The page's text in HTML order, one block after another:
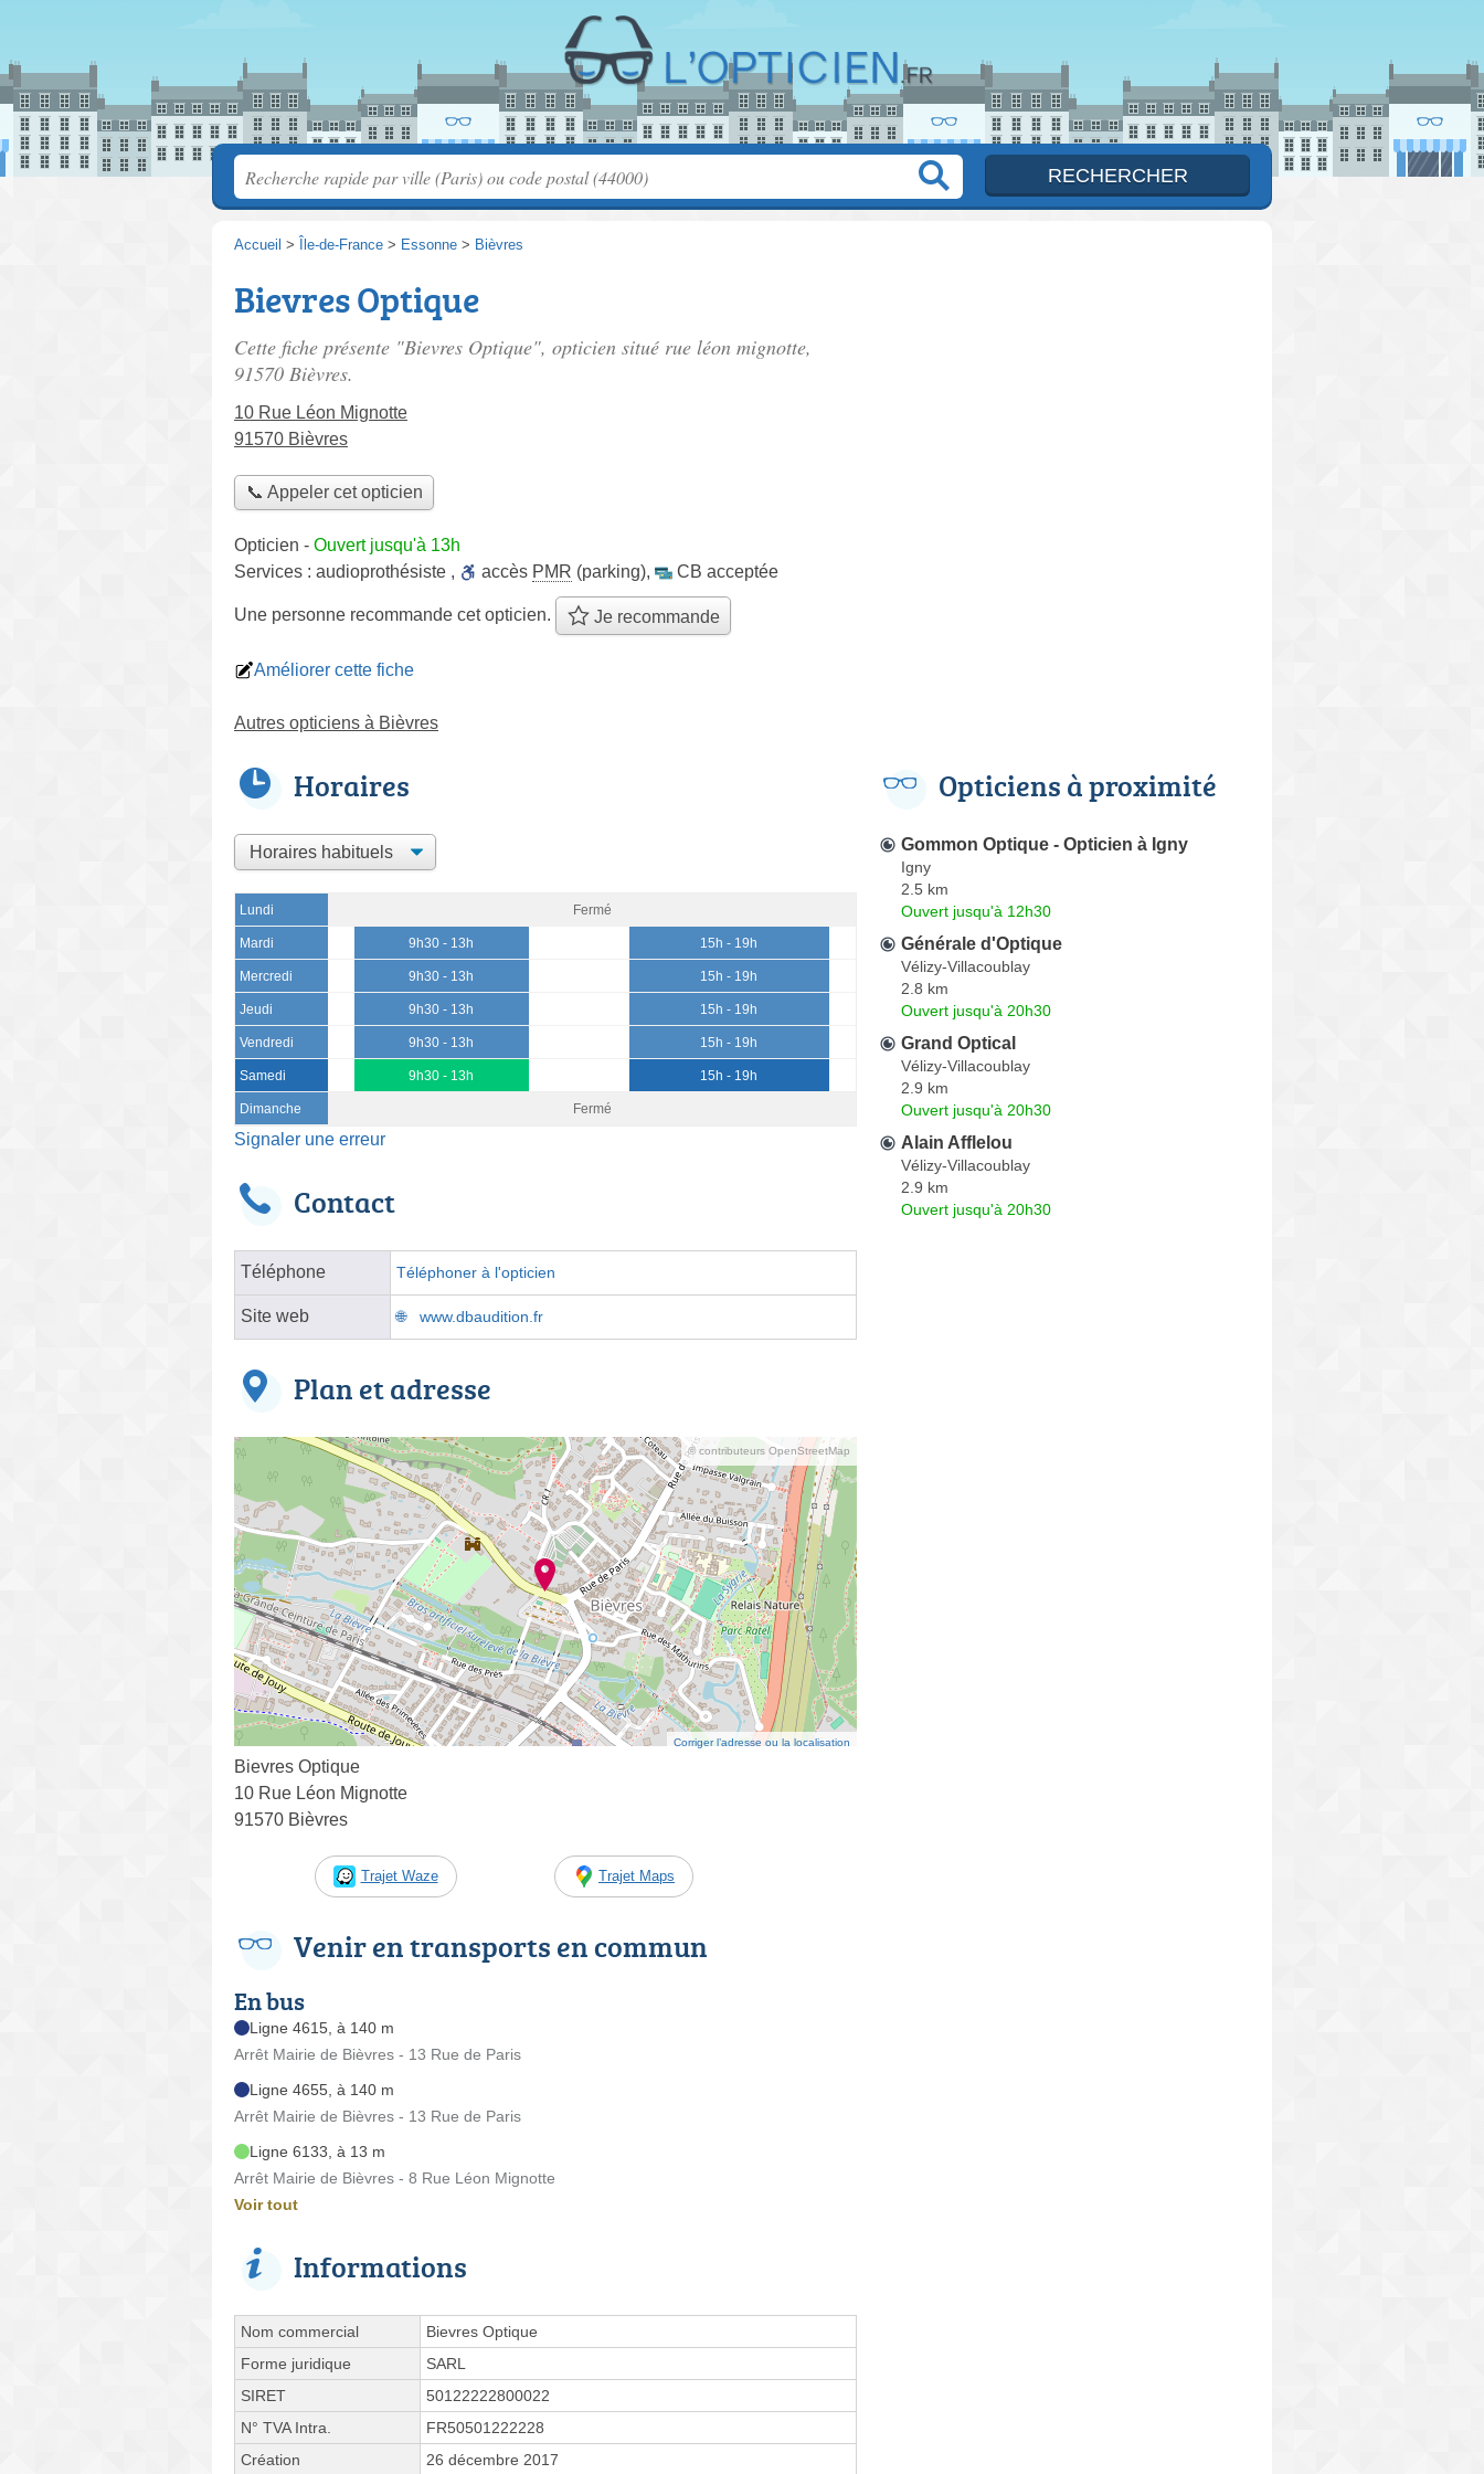
Accueil > Île-de-France > Essonne > Bièvres
Bievres Optique
Cette fiche présente "Bievres Optique", opticien situé rue léon mignotte,
91570 Bièvres.
10 Rue Léon Mignotte
91570 Bièvres
📞 Appeler cet opticien
Opticien - Ouvert jusqu'à 13h
Services : audioprothésiste , accès PMR (parking), CB acceptée
Une personne recommande cet opticien. Je recommande
Améliorer cette fiche
Autres opticiens à Bièvres
Horaires
Lundi Fermé
Mardi 9h30 - 13h 15h - 19h
Mercredi 9h30 - 13h 15h - 19h
Jeudi 9h30 - 13h 15h - 19h
Vendredi 9h30 - 13h 15h - 19h
Samedi 9h30 - 13h 15h - 19h
Dimanche Fermé
Signaler une erreur
Contact
Téléphone Téléphoner à l'opticien
Site web www.dbaudition.fr
Plan et adresse
© contributeurs OpenStreetMap
Corriger l’adresse ou la localisation
Bievres Optique
10 Rue Léon Mignotte
91570 Bièvres
Trajet Waze Trajet Maps
Venir en transports en commun
En bus
Ligne 4615, à 140 m
Arrêt Mairie de Bièvres - 13 Rue de Paris
Ligne 4655, à 140 m
Arrêt Mairie de Bièvres - 13 Rue de Paris
Ligne 6133, à 13 m
Arrêt Mairie de Bièvres - 8 Rue Léon Mignotte
Voir tout
Informations
Nom commercial
Bievres Optique
Forme juridique
SARL
SIRET
50122222800022
N° TVA Intra.
FR50501222228
Création
26 décembre 2017
Opticiens à proximité
Gommon Optique - Opticien à Igny
Igny
2.5 km
Ouvert jusqu'à 12h30
Générale d'Optique
Vélizy-Villacoublay
2.8 km
Ouvert jusqu'à 20h30
Grand Optical
Vélizy-Villacoublay
2.9 km
Ouvert jusqu'à 20h30
Alain Afflelou
Vélizy-Villacoublay
2.9 km
Ouvert jusqu'à 20h30